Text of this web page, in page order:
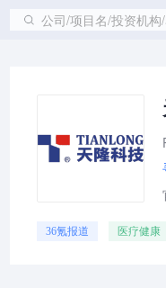
公司/项目名/投资机构
36氪报道 医疗健康